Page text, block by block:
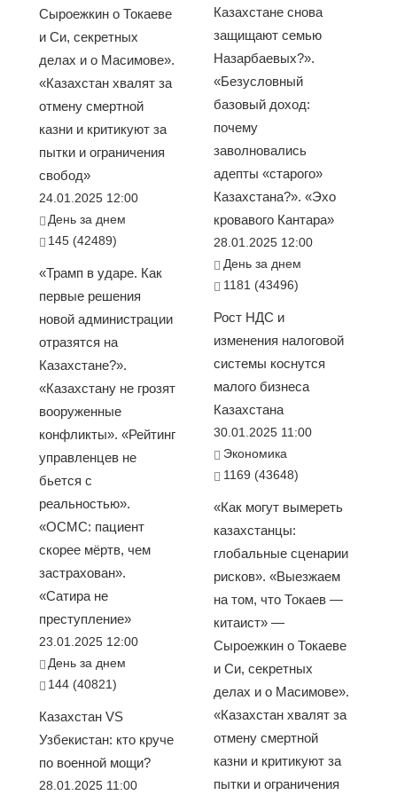
Сыроежкин о Токаеве
и Си, секретных
делах и о Масимове».
«Казахстан хвалят за
отмену смертной
казни и критикуют за
пытки и ограничения
свобод»
24.01.2025 12:00
День за днем
145 (42489)
«Трамп в ударе. Как
первые решения
новой администрации
отразятся на
Казахстане?».
«Казахстану не грозят
вооруженные
конфликты». «Рейтинг
управленцев не
бьется с
реальностью».
«ОСМС: пациент
скорее мёртв, чем
застрахован».
«Сатира не
преступление»
23.01.2025 12:00
День за днем
144 (40821)
Казахстан VS
Узбекистан: кто круче
по военной мощи?
28.01.2025 11:00
Казахстане снова
защищают семью
Назарбаевых?».
«Безусловный
базовый доход:
почему
заволновались
адепты «старого»
Казахстана?». «Эхо
кровавого Кантара»
28.01.2025 12:00
День за днем
1181 (43496)
Рост НДС и
изменения налоговой
системы коснутся
малого бизнеса
Казахстана
30.01.2025 11:00
Экономика
1169 (43648)
«Как могут вымереть
казахстанцы:
глобальные сценарии
рисков». «Выезжаем
на том, что Токаев —
китаист» —
Сыроежкин о Токаеве
и Си, секретных
делах и о Масимове».
«Казахстан хвалят за
отмену смертной
казни и критикуют за
пытки и ограничения